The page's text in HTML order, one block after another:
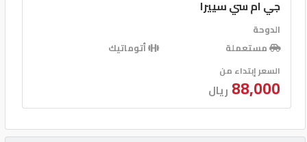
جي ام سي سييرا
الدوحة
مستعملة
أتوماتيك
السعر إبتداء من
88,000 ريال